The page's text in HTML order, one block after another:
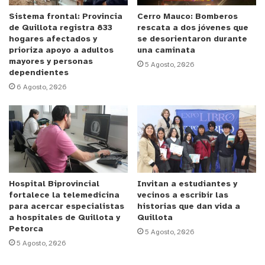
mencionar que Navia asumirá su nuevo cargo el
lunes 28 de junio.
y tú, ¿qué opinas?
Sistema frontal: Provincia
de Quillota registra 833
hogares afectados y
prioriza apoyo a adultos
mayores y personas
dependientes
6 Agosto, 2026
Cerro Mauco: Bomberos
rescata a dos jóvenes que
se desorientaron durante
una caminata
5 Agosto, 2026
Hospital Biprovincial
fortalece la telemedicina
para acercar especialistas
a hospitales de Quillota y
Petorca
5 Agosto, 2026
Invitan a estudiantes y
vecinos a escribir las
historias que dan vida a
Quillota
5 Agosto, 2026